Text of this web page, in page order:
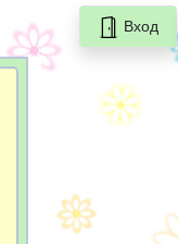
Вход